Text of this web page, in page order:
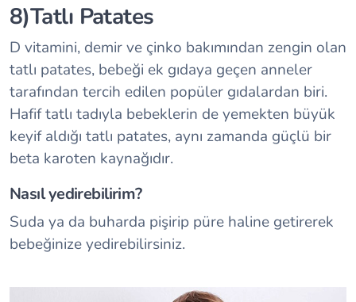
8)Tatlı Patates
D vitamini, demir ve çinko bakımından zengin olan
tatlı patates, bebeği ek gıdaya geçen anneler
tarafından tercih edilen popüler gıdalardan biri.
Hafif tatlı tadıyla bebeklerin de yemekten büyük
keyif aldığı tatlı patates, aynı zamanda güçlü bir
beta karoten kaynağıdır.
Nasıl yedirebilirim?
Suda ya da buharda pişirip püre haline getirerek
bebeğinize yedirebilirsiniz.